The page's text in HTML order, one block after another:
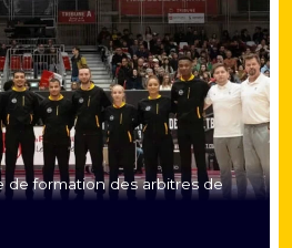
de formation des arbitres de